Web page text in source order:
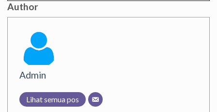
Author
Admin
Lihat semua pos